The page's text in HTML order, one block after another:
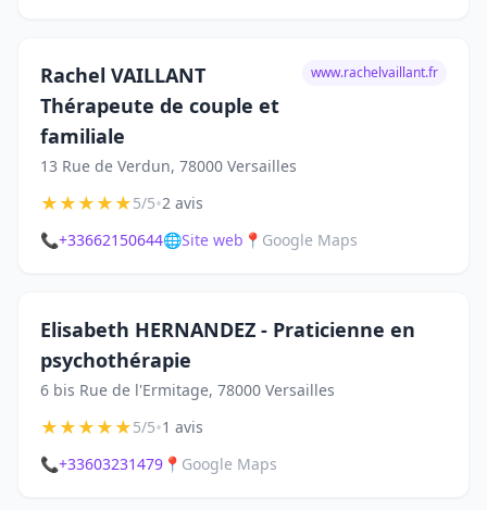
Rachel VAILLANT
Thérapeute de couple et
familiale
13 Rue de Verdun, 78000 Versailles
www.rachelvaillant.fr
★★★★★5/5•2 avis
📞+33662150644🌐Site web 📍 Google Maps
Elisabeth HERNANDEZ - Praticienne en
psychothérapie
6 bis Rue de l'Ermitage, 78000 Versailles
★★★★★5/5•1 avis
📞+33603231479 📍 Google Maps